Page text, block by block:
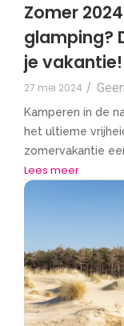
Zomer
glamping?
je vakantie!
27 mei 2024 /
Kamperen in de
het ultieme
zomervakantie
Lees meer